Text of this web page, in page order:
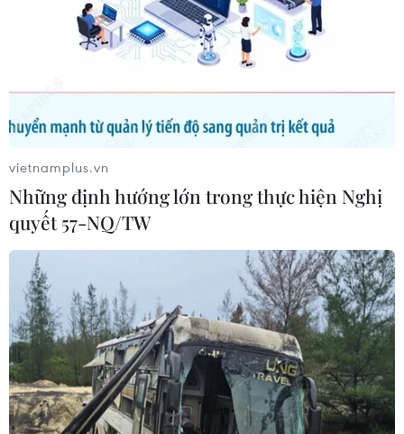
vietnamplus.vn
Những định hướng lớn trong thực hiện Nghị
quyết 57-NQ/TW